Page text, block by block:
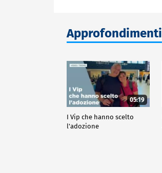
Approfondimenti
05:19
I Vip che hanno scelto
l'adozione